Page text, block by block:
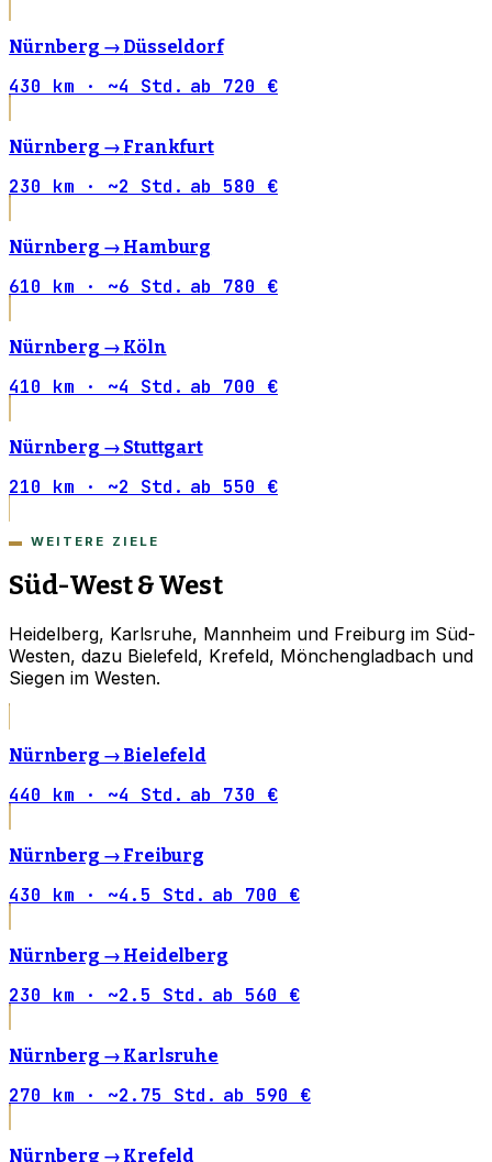
Nürnberg → Düsseldorf
430 km · ~4 Std. ab 720 €
Nürnberg → Frankfurt
230 km · ~2 Std. ab 580 €
Nürnberg → Hamburg
610 km · ~6 Std. ab 780 €
Nürnberg → Köln
410 km · ~4 Std. ab 700 €
Nürnberg → Stuttgart
210 km · ~2 Std. ab 550 €
WEITERE ZIELE
Süd-West & West
Heidelberg, Karlsruhe, Mannheim und Freiburg im Süd-
Westen, dazu Bielefeld, Krefeld, Mönchengladbach und
Siegen im Westen.
Nürnberg → Bielefeld
440 km · ~4 Std. ab 730 €
Nürnberg → Freiburg
430 km · ~4.5 Std. ab 700 €
Nürnberg → Heidelberg
230 km · ~2.5 Std. ab 560 €
Nürnberg → Karlsruhe
270 km · ~2.75 Std. ab 590 €
Nürnberg → Krefeld